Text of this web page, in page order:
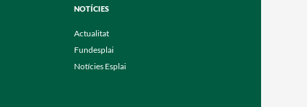
NOTÍCIES
Actualitat
Fundesplai
Notícies Esplai